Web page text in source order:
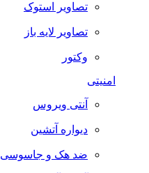
تصاویر استوک
تصاویر لایه باز
وکتور
امنیتی
آنتی ویروس
دیواره آتشین
ضد هک و جاسوسی